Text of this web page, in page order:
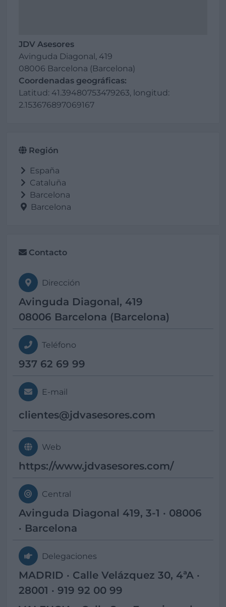
JDV Asesores
Avinguda Diagonal, 419
08006 Barcelona (Barcelona)
Coordenadas geográficas:
Latitud: 41.39480753479263, longitud:
2.153676897069167
Región
España
Cataluña
Barcelona
Barcelona
Contacto
Dirección
Avinguda Diagonal, 419
08006 Barcelona (Barcelona)
Teléfono
937 62 69 99
E-mail
clientes@jdvasesores.com
Web
https://www.jdvasesores.com/
Central
Avinguda Diagonal 419, 3-1 · 08006
· Barcelona
Delegaciones
MADRID · Calle Velázquez 30, 4ªA ·
28001 · 919 92 00 99